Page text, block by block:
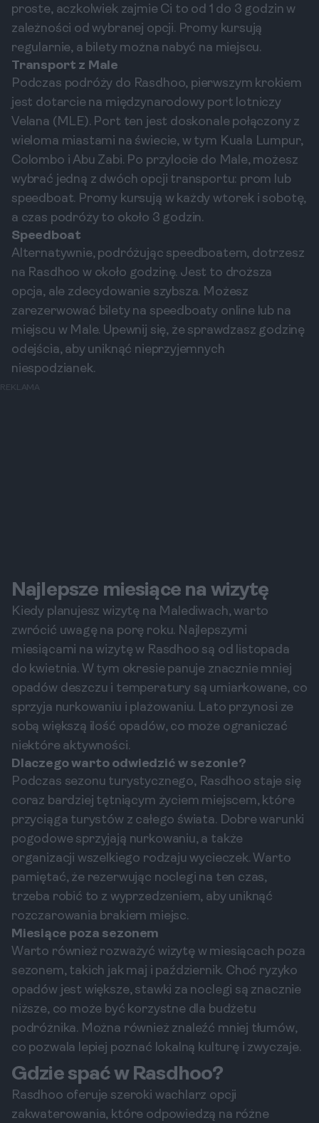
proste, aczkolwiek zajmie Ci to od 1 do 3 godzin w
zależności od wybranej opcji. Promy kursują
regularnie, a bilety można nabyć na miejscu.
Transport z Male
Podczas podróży do Rasdhoo, pierwszym krokiem
jest dotarcie na międzynarodowy port lotniczy
Velana (MLE). Port ten jest doskonale połączony z
wieloma miastami na świecie, w tym Kuala Lumpur,
Colombo i Abu Zabi. Po przylocie do Male, możesz
wybrać jedną z dwóch opcji transportu: prom lub
speedboat. Promy kursują w każdy wtorek i sobotę,
a czas podróży to około 3 godzin.
Speedboat
Alternatywnie, podróżując speedboatem, dotrzesz
na Rasdhoo w około godzinę. Jest to droższa
opcja, ale zdecydowanie szybsza. Możesz
zarezerwować bilety na speedboaty online lub na
miejscu w Male. Upewnij się, że sprawdzasz godzinę
odejścia, aby uniknąć nieprzyjemnych
niespodzianek.
REKLAMA
Najlepsze miesiące na wizytę
Kiedy planujesz wizytę na Malediwach, warto
zwrócić uwagę na porę roku. Najlepszymi
miesiącami na wizytę w Rasdhoo są od listopada
do kwietnia. W tym okresie panuje znacznie mniej
opadów deszczu i temperatury są umiarkowane, co
sprzyja nurkowaniu i plażowaniu. Lato przynosi ze
sobą większą ilość opadów, co może ograniczać
niektóre aktywności.
Dlaczego warto odwiedzić w sezonie?
Podczas sezonu turystycznego, Rasdhoo staje się
coraz bardziej tętniącym życiem miejscem, które
przyciąga turystów z całego świata. Dobre warunki
pogodowe sprzyjają nurkowaniu, a także
organizacji wszelkiego rodzaju wycieczek. Warto
pamiętać, że rezerwując noclegi na ten czas,
trzeba robić to z wyprzedzeniem, aby uniknąć
rozczarowania brakiem miejsc.
Miesiące poza sezonem
Warto również rozważyć wizytę w miesiącach poza
sezonem, takich jak maj i październik. Choć ryzyko
opadów jest większe, stawki za noclegi są znacznie
niższe, co może być korzystne dla budżetu
podróżnika. Można również znaleźć mniej tłumów,
co pozwala lepiej poznać lokalną kulturę i zwyczaje.
Gdzie spać w Rasdhoo?
Rasdhoo oferuje szeroki wachlarz opcji
zakwaterowania, które odpowiedzą na różne